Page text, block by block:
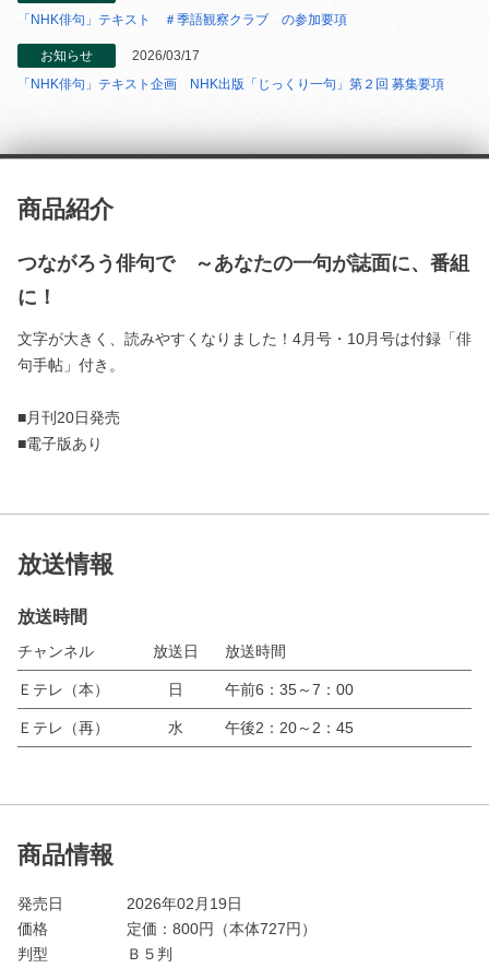
「NHK俳句」テキスト ＃季語観察クラブ の参加要項
お知らせ
2026/03/17
「NHK俳句」テキスト企画 NHK出版「じっくり一句」第２回 募集要項
商品紹介
つながろう俳句で ～あなたの一句が誌面に、番組
に！
文字が大きく、読みやすくなりました！4月号・10月号は付録「俳
句手帖」付き。
■月刊20日発売
■電子版あり
放送情報
放送時間
チャンネル 放送日 放送時間
Ｅテレ（本） 日 午前6：35～7：00
Ｅテレ（再） 水 午後2：20～2：45
商品情報
発売日
2026年02月19日
価格
定価： 800円（本体727円）
判型
Ｂ５判